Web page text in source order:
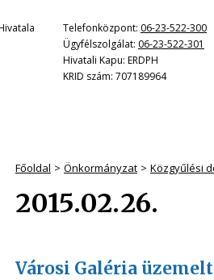
Telefonközpont: 06-23-522-300
Ügyfélszolgálat: 06-23-522-301
Hivatali Kapu: ERDPH
KRID szám: 707189964
Főoldal Önkormányzat Közgyűlési
2015.02.26.
Városi Galéria